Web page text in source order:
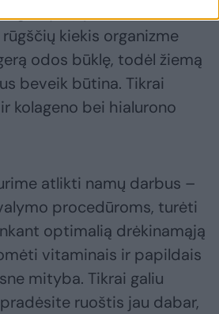
kiekis organizme
odos būklę, todėl žiemą
beveik būtina. Tikrai
kolageno bei hialurono
atlikti namų darbus –
procedūroms, turėti
optimalią drėkinamąją
vitaminais ir papildais
mityba. Tikrai galiu
ruoštis jau dabar,